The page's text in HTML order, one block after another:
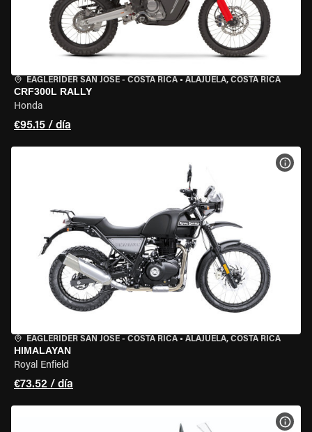
EAGLERIDER SAN JOSE - COSTA RICA • ALAJUELA, COSTA RICA
CRF300L RALLY
Honda
€95.15 / día
EAGLERIDER SAN JOSE - COSTA RICA • ALAJUELA, COSTA RICA
HIMALAYAN
Royal Enfield
€73.52 / día
VER
VER